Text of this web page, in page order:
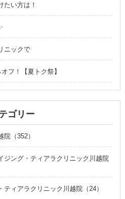
たい方は！
ニックで
フ！【夏トク祭】
ゴリー
（352）
ジング・ティアラクリニック川越院
ティアラクリニック川越院（24）